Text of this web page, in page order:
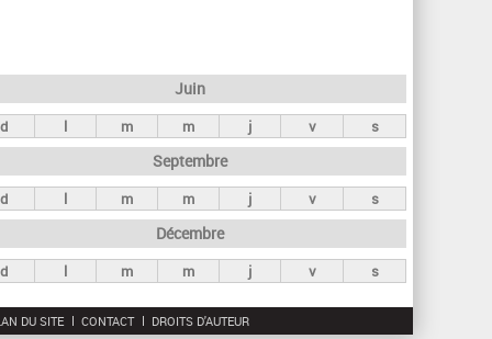
Juin
d l m m j v s
Septembre
d l m m j v s
Décembre
d l m m j v s
DU SITE CONTACT DROITS D'AUTEUR